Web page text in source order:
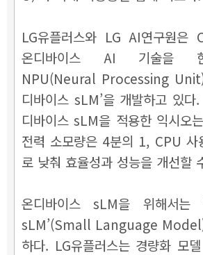
LG유플러스와 LG AI연구원은
온디바이스 AI 기술을
NPU(Neural Processing Unit)
디바이스 sLM’을 개발하고 있
디바이스 sLM을 적용한 익시오
전력 소모량은 4분의 1, CPU
로 낮춰 효율성과 성능을 개선할
온디바이스 sLM을 위해서는
sLM’(Small Language
하다. LG유플러스는 경량화 모